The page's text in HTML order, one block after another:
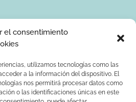
el consentimiento
utilizamos tecnologías como las
a la información del dispositivo. El
nos permitirá procesar datos como
o las identificaciones únicas en este
serán tratados por Ponle Arte
sobre manualidades. La base legal
con seguridad y datos no serán
ejercer los derechos de
limitación al tratamiento y
electrónico a